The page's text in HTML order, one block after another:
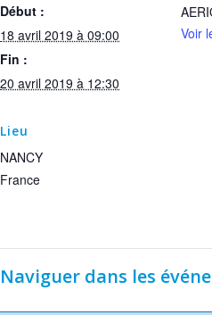
Début :
18 avril 2019 à 09:00
Fin :
20 avril 2019 à 12:30
Lieu
NANCY
France
Voir
Naviguer dans les